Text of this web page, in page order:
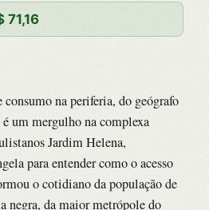
71,16
na periferia, do geógrafo
um mergulho na complexa
Jardim Helena,
para entender como o acesso
o cotidiano da população de
negra, da maior metrópole do